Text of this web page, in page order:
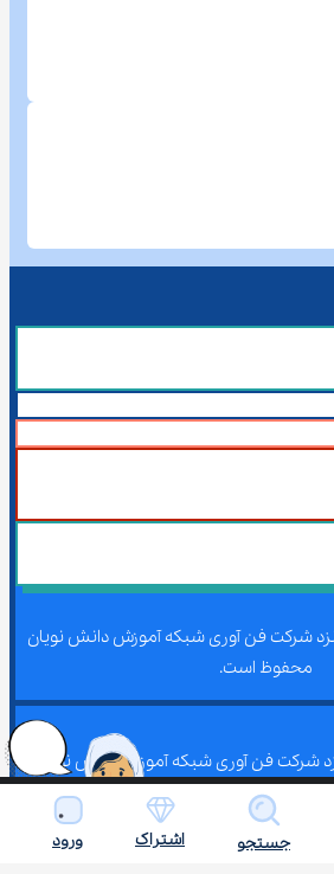
شرکت فن آوری شبکه آموزش دانش نویان
محفوظ است.
شرکت فن آوری شبکه آموزش دانش نویان
جستجو اشتراک ورود